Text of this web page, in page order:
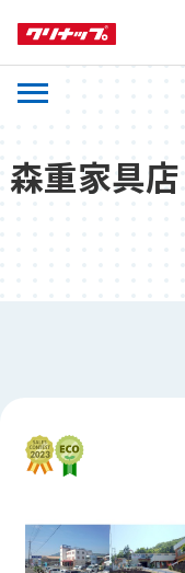
森重家具店